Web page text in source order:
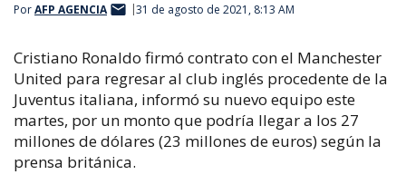
PorAFP AGENCIA 31 de agosto de 2021, 8:13 AM
Cristiano Ronaldo firmó contrato con el Manchester
United para regresar al club inglés procedente de la
Juventus italiana, informó su nuevo equipo este
martes, por un monto que podría llegar a los 27
millones de dólares (23 millones de euros) según la
prensa británica.